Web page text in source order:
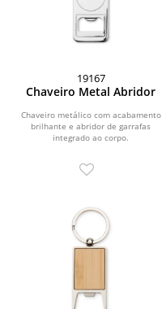
19167
Chaveiro Metal Abridor
Chaveiro metálico com acabamento
brilhante e abridor de garrafas
integrado ao corpo.